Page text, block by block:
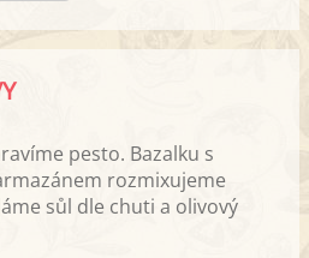
pesto. Bazalku s
rozmixujeme
sůl dle chuti a olivový